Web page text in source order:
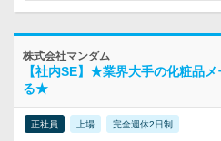
株式会社マンダム
【社内SE】★業界大手の化粧品
る★
正社員 上場 完全週休2日制